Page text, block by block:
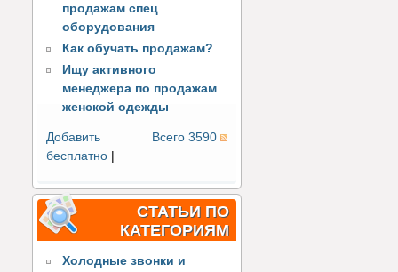
продажам спец
оборудования
Как обучать продажам?
Ищу активного
менеджера по продажам
женской одежды
Всего 3590
Добавить
бесплатно |
СТАТЬИ ПО
КАТЕГОРИЯМ
Холодные звонки и